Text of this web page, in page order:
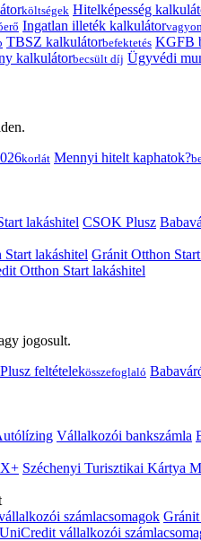
költségek Hitelképesség
Ingatlan illeték kalkulátor
TBSZ kalkulátorbefektetés KGFB
kalkulátorbecsült díj Ügyvédi
korlát Mennyi hitelt kaphatok?
lakáshitel CSOK Plusz
Start lakáshitel Gránit Otthon
Otthon Start lakáshitel
jogosult.
feltételekösszefoglaló
Vállalkozói bankszámla
Széchenyi Turisztikai Kártya
számlacsomagok
UniCredit vállalkozói